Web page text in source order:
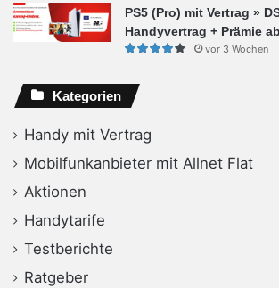
PS5 (Pro) mit Vertrag »
Handyvertrag + Prämie
vor 3 Wochen
Kategorien
Handy mit Vertrag
Mobilfunkanbieter mit Allnet Flat
Aktionen
Handytarife
Testberichte
Ratgeber